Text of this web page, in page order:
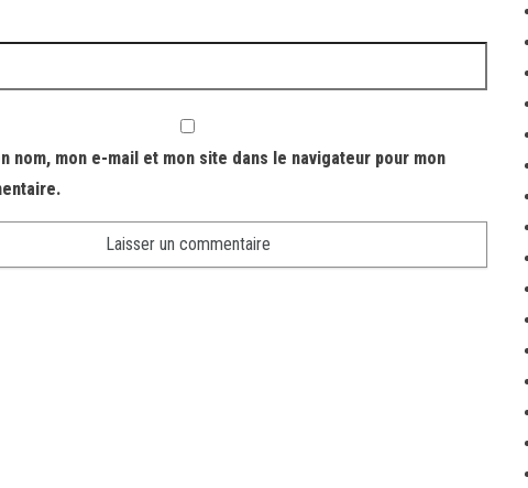
nom, mon e-mail et mon site dans le navigateur pour mon